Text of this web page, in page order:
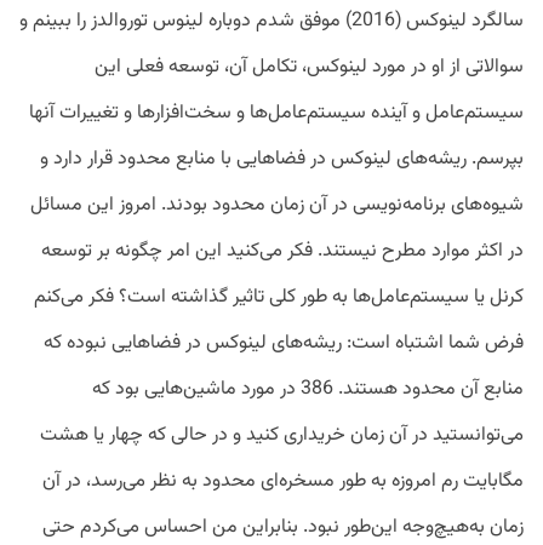
سالگرد لینوکس (2016) موفق شدم دوباره لینوس توروالدز را ببینم و
سوالاتی از او در مورد لینوکس، تکامل آن، توسعه فعلی این
سیستم‌عامل و آینده سیستم‌عامل‌ها و سخت‌افزارها و تغییرات آنها
بپرسم. ریشه‌های لینوکس در فضاهایی با منابع محدود قرار دارد و
شیوه‌های برنامه‌نویسی در آن زمان محدود بودند. امروز این مسائل
در اکثر موارد مطرح نیستند. فکر می‌کنید این امر چگونه بر توسعه
کرنل یا سیستم‌عامل‌ها به طور کلی تاثیر گذاشته است؟ فکر می‌کنم
فرض شما اشتباه است: ریشه‌های لینوکس در فضاهایی نبوده که
منابع آن محدود هستند. 386 در مورد ماشین‌هایی بود که
می‌توانستید در آن زمان خریداری کنید و در حالی که چهار یا هشت
مگابایت رم امروزه به طور مسخره‌ای محدود به نظر می‌رسد، در آن
زمان به‌هیچ‌وجه این‌طور نبود. بنابراین من احساس می‌کردم حتی